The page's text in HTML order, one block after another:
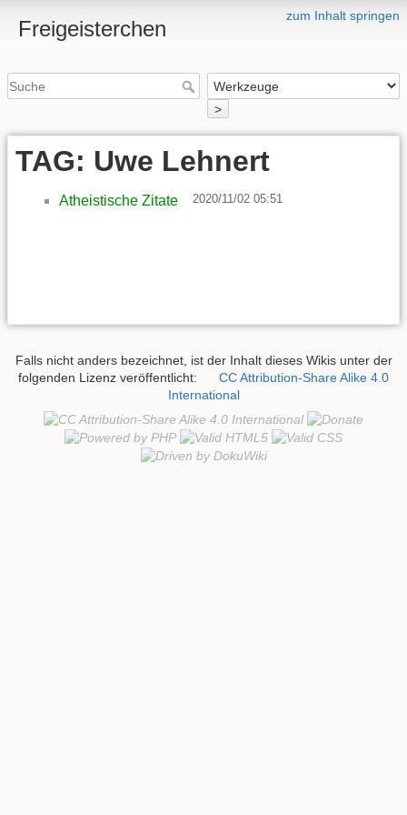
zum Inhalt springen
Freigeisterchen
>
TAG: Uwe Lehnert
Atheistische Zitate 2020/11/02 05:51
Falls nicht anders bezeichnet, ist der Inhalt dieses Wikis unter der
folgenden Lizenz veröffentlicht:
CC Attribution-Share Alike 4.0
International